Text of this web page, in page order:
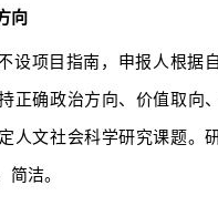
向
设项目指南，申报人根据
正确政治方向、价值取向
人文社会科学研究课题。
简洁。